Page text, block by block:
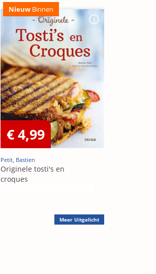
Nieuw Binnen
€ 4,99
Petit, Bastien
Originele tosti's en
croques
Meer Uitgelicht